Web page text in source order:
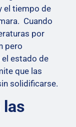
el tiempo de
Cuando
por
pero
estado de
que las
solidificarse.
las